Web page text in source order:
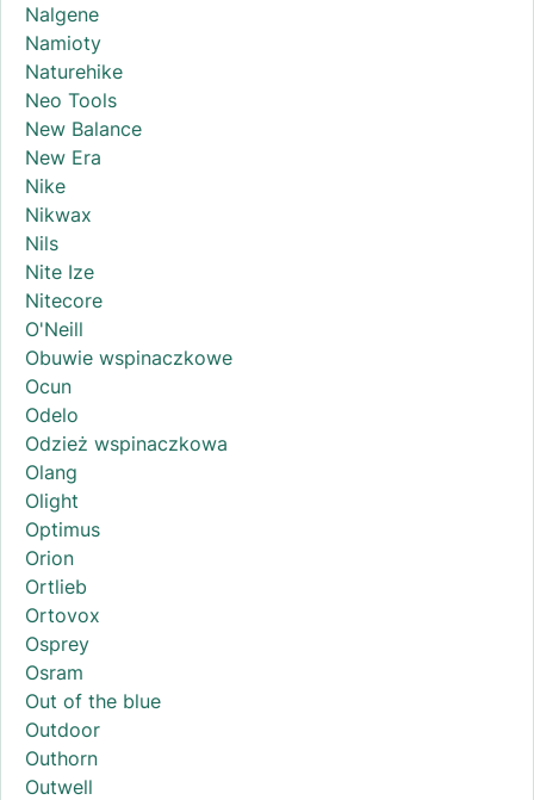
Nalgene
Namioty
Naturehike
Neo Tools
New Balance
New Era
Nike
Nikwax
Nils
Nite Ize
Nitecore
O'Neill
Obuwie wspinaczkowe
Ocun
Odelo
Odzież wspinaczkowa
Olang
Olight
Optimus
Orion
Ortlieb
Ortovox
Osprey
Osram
Out of the blue
Outdoor
Outhorn
Outwell